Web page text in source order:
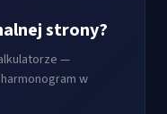
strony?
—
w